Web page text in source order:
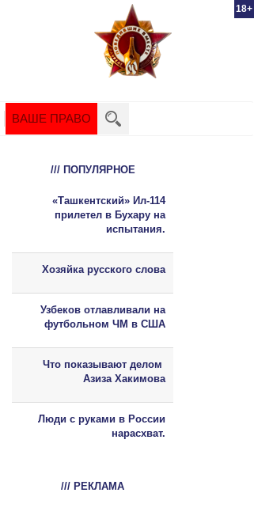
18+
ВАШЕ ПРАВО
/// ПОПУЛЯРНОЕ
«Ташкентский» Ил-114
прилетел в Бухару на
испытания.
Хозяйка русского слова
Узбеков отлавливали на
футбольном ЧМ в США
Что показывают делом
Азиза Хакимова
Люди с руками в России
нарасхват.
/// РЕКЛАМА